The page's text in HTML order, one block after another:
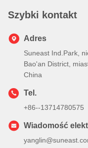
Szybki kontakt
Adres
Suneast Ind.Park,
Bao'an District,
China
Tel.
+86--13714780575
Wiadomość